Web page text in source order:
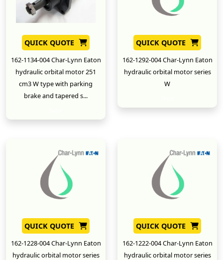
QUICK QUOTE
162-1134-004 Char-Lynn Eaton
hydraulic orbital motor 251
cm3 W type with parking
brake and tapered s...
QUICK QUOTE
162-1292-004 Char-Lynn Eaton
hydraulic orbital motor series
W
QUICK QUOTE
162-1228-004 Char-Lynn Eaton
hydraulic orbital motor series
QUICK QUOTE
162-1222-004 Char-Lynn Eaton
hydraulic orbital motor series